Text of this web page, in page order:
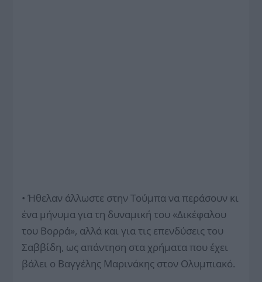
• Ήθελαν άλλωστε στην Τούμπα να περάσουν κι
ένα μήνυμα για τη δυναμική του «Δικέφαλου
του Βορρά», αλλά και για τις επενδύσεις του
Σαββίδη, ως απάντηση στα χρήματα που έχει
βάλει ο Βαγγέλης Μαρινάκης στον Ολυμπιακό.